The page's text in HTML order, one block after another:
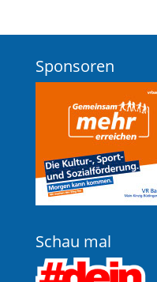
Sponsoren
Schau mal